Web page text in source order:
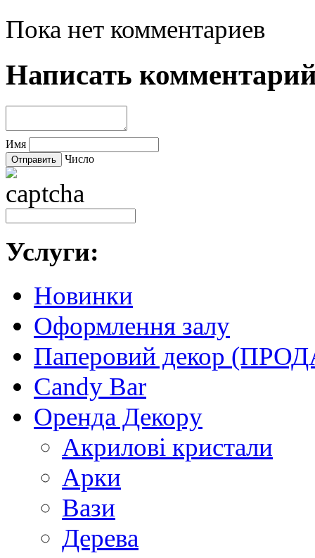
Пока нет комментариев
Написать
Имя
Число
Услуги:
Новинки
Оформлення залу
Паперовий декор
Candy Bar
Оренда Декору
Акриловi кристали
Арки
Вази
Дерева